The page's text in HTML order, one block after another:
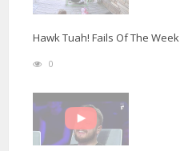
Hawk Tuah! Fails Of The Week
0